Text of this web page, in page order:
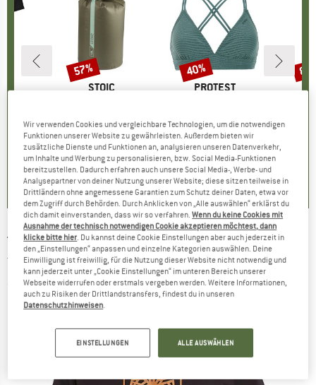
Preis
)
MARKE
STOIC
Preis
CHF 9.80 reduzierter Preis
abCHF 4.21
5.0(2)
Rabatt
57%
MARKE
PROTEST
Preis
CHF 38.95reduzierter Preis
CHF 23.37
4.9(23)
Rabatt
40%
CHF
TIMBERLAND -Short Sleeve Stack Logo Tee -
T-Shirt
(0)
Wir verwenden Cookies und vergleichbare Technologien, um die notwendigen
Funktionen unserer Website zu gewährleisten. Außerdem bieten wir
zusätzliche Dienste und Funktionen an, analysieren unseren Datenverkehr,
um Inhalte und Werbung zu personalisieren, bzw. Social Media-Funktionen
bereitzustellen. Dadurch erfahren auch unsere Social Media-, Werbe- und
Analysepartner von deiner Nutzung unserer Website; diese sitzen teilweise in
Drittländern ohne angemessene Garantien zum Schutz deiner Daten, etwa vor
dem Zugriff durch Behörden. Durch Anklicken von „Alle auswählen“ erklärst du
dich damit einverstanden, dass wir so verfahren.Wenn du keine Cookies mit
Ausnahme der technisch notwendigen Cookie akzeptieren möchtest, dann
klicke bitte hier . Du kannst deine Cookie Einstellungen aber auch jederzeit in
den „Einstellungen“ anpassen und einzelne Kategorien auswählen. Deine
Einwilligung ist freiwillig, für die Nutzung dieser Website nicht notwendig und
kann jederzeit unter „Cookie Einstellungen“ im unteren Bereich unserer
Webseite widerrufen oder erstmals vergeben werden. Weitere Informationen,
auch zu Risiken der Drittlandstransfers, findest du in unseren
Datenschutzhinweisen
EINSTELLUNGEN ALLE AUSWÄHLEN